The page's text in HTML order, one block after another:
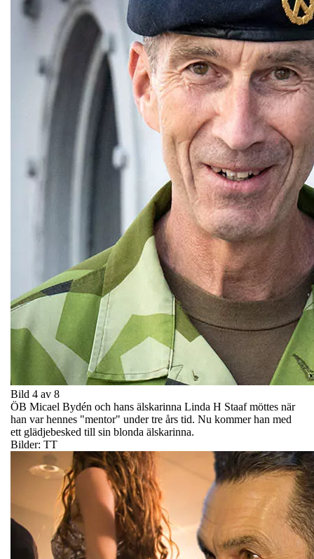
Bild 4 av 8
ÖB Micael Bydén och hans älskarinna Linda H Staaf möttes när
han var hennes "mentor" under tre års tid. Nu kommer han med
ett glädjebesked till sin blonda älskarinna.
Bilder: TT